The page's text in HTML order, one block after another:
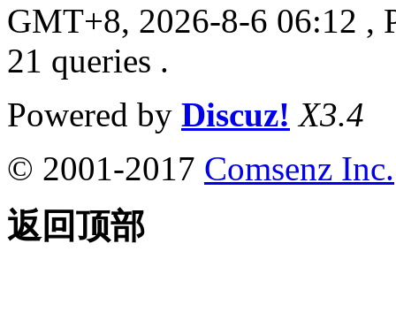
GMT+8, 2026-8-6 06:12 ,
21 queries .
Powered by Discuz! X3.4
© 2001-2017 Comsenz Inc.
返回顶部